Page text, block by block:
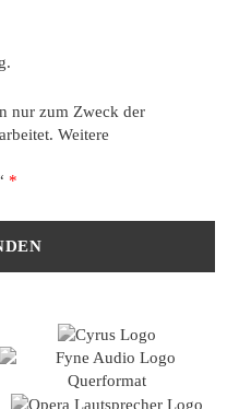
nur zum Zweck der
Weitere
*